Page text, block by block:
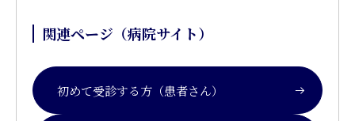
関連ページ（病院サイト）
初めて受診する方（患者さん）